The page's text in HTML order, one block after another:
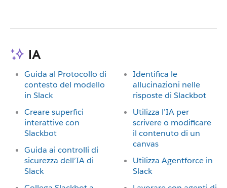
IA
Guida al Protocollo di
contesto del modello
in Slack
Creare superfici
interattive con
Slackbot
Guida ai controlli di
sicurezza dell’IA di
Slack
Identifica le
allucinazioni nelle
risposte di Slackbot
Utilizza l’IA per
scrivere o modificare
il contenuto di un
canvas
Utilizza Agentforce in
Slack